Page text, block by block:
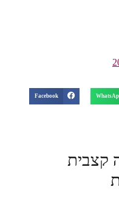
Facebook
קצבית